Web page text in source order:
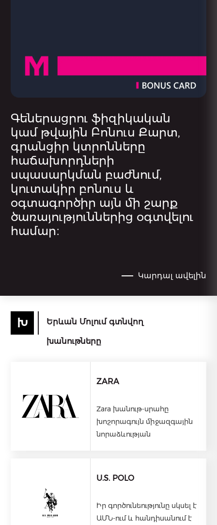
Գեներացրու ֆիզիկական
կամ թվային Բոնուս Քարտ,
գրանցիր կտրոնները
հաճախորդների
սպասարկման բաժնում,
կուտակիր բոնուս և
օգտագործիր այն մի շարք
ծառայություններից օգտվելու
համար։
Կարդալ ավելին
Խ Երևան Մոլում գտնվող
խանութները
ZARA
Zara խանութ-սրահը
խոշորագույն միջազգային
նորաձևության
Ռիթեյլ Արմենիա
ընկերությունը։ Zara
U.S. POLO
Իր գործունեությունը սկսել է
ԱՄՆ-ում և հանդիսանում է